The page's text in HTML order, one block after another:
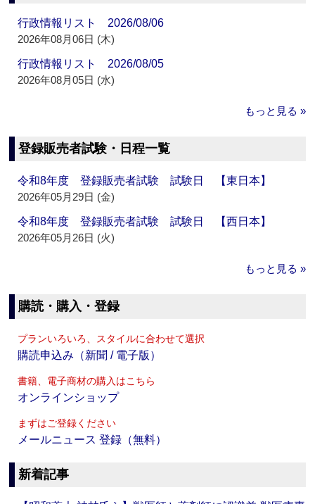
行政情報リスト 2026/08/06
2026年08月06日 (木)
行政情報リスト 2026/08/05
2026年08月05日 (水)
もっと見る »
登録販売者試験・日程一覧
令和8年度 登録販売者試験 試験日 【東日本】
2026年05月29日 (金)
令和8年度 登録販売者試験 試験日 【西日本】
2026年05月26日 (火)
もっと見る »
購読・購入・登録
プランいろいろ、スタイルに合わせて選択
購読申込み（新聞 / 電子版）
書籍、電子商材の購入はこちら
オンラインショップ
まずはご登録ください
メールニュース 登録（無料）
新着記事